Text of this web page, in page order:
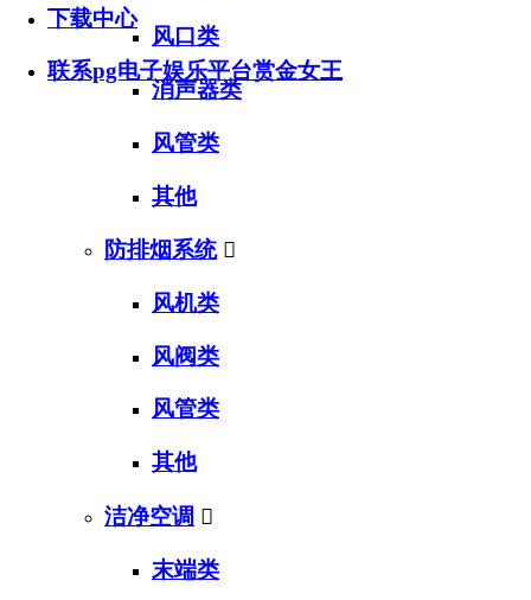
下载中心
联系pg电子娱乐平台赏金女王
风口类
消声器类
风管类
其他
防排烟系统 
风机类
风阀类
风管类
其他
洁净空调 
末端类